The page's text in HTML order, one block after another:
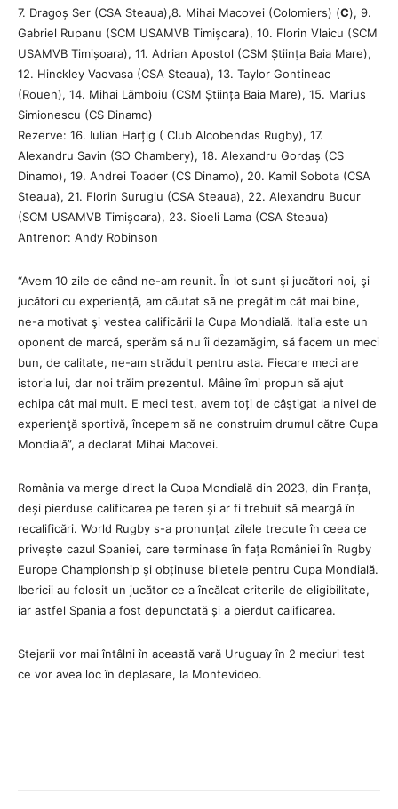
7. Dragoș Ser (CSA Steaua),8. Mihai Macovei (Colomiers) (C), 9.
Gabriel Rupanu (SCM USAMVB Timișoara), 10. Florin Vlaicu (SCM
USAMVB Timișoara), 11. Adrian Apostol (CSM Știința Baia Mare),
12. Hinckley Vaovasa (CSA Steaua), 13. Taylor Gontineac
(Rouen), 14. Mihai Lămboiu (CSM Știința Baia Mare), 15. Marius
Simionescu (CS Dinamo)
Rezerve: 16. Iulian Harțig ( Club Alcobendas Rugby), 17.
Alexandru Savin (SO Chambery), 18. Alexandru Gordaș (CS
Dinamo), 19. Andrei Toader (CS Dinamo), 20. Kamil Sobota (CSA
Steaua), 21. Florin Surugiu (CSA Steaua), 22. Alexandru Bucur
(SCM USAMVB Timișoara), 23. Sioeli Lama (CSA Steaua)
Antrenor: Andy Robinson
“Avem 10 zile de când ne-am reunit. În lot sunt şi jucători noi, şi
jucători cu experienţă, am căutat să ne pregătim cât mai bine,
ne-a motivat şi vestea calificării la Cupa Mondială. Italia este un
oponent de marcă, sperăm să nu îi dezamăgim, să facem un meci
bun, de calitate, ne-am străduit pentru asta. Fiecare meci are
istoria lui, dar noi trăim prezentul. Mâine îmi propun să ajut
echipa cât mai mult. E meci test, avem toți de câştigat la nivel de
experienţă sportivă, începem să ne construim drumul către Cupa
Mondială”, a declarat Mihai Macovei.
România va merge direct la Cupa Mondială din 2023, din Franța,
deși pierduse calificarea pe teren și ar fi trebuit să meargă în
recalificări. World Rugby s-a pronunțat zilele trecute în ceea ce
privește cazul Spaniei, care terminase în fața României în Rugby
Europe Championship și obținuse biletele pentru Cupa Mondială.
Ibericii au folosit un jucător ce a încălcat criterile de eligibilitate,
iar astfel Spania a fost depunctată și a pierdut calificarea.
Stejarii vor mai întâlni în această vară Uruguay în 2 meciuri test
ce vor avea loc în deplasare, la Montevideo.